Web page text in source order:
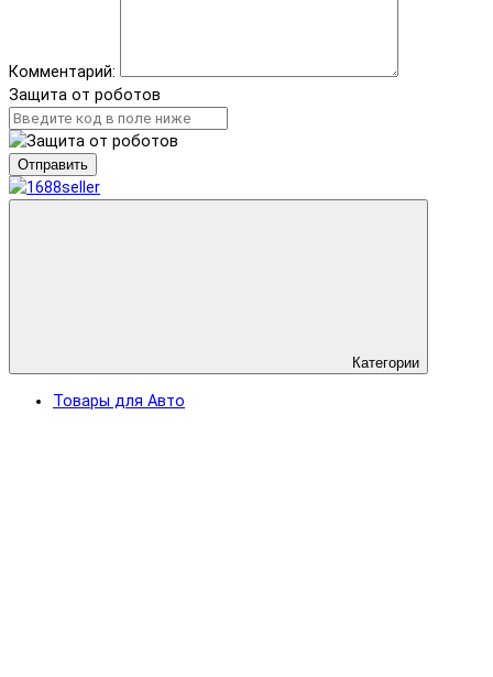
Комментарий:
Защита от роботов
Отправить
Категории
Товары для Авто